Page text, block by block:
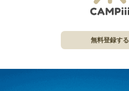
無料登録する